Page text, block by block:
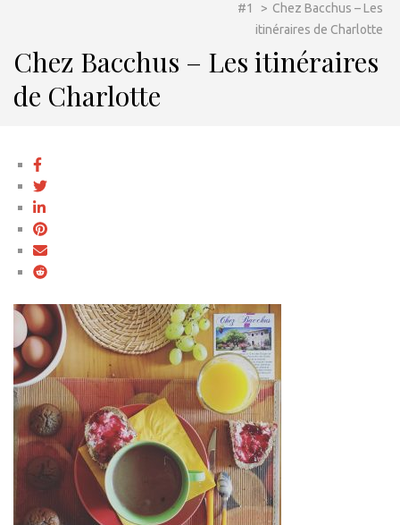
#1
> Chez Bacchus – Les
itinéraires de Charlotte
Chez Bacchus – Les itinéraires
de Charlotte